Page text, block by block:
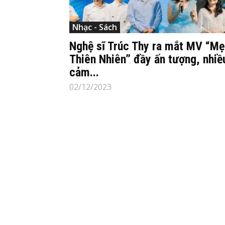
Nhạc - Sách
Nghệ sĩ Trúc Thy ra mắt MV “Mẹ
Thiên Nhiên” đầy ấn tượng,
cảm...
02/12/2023